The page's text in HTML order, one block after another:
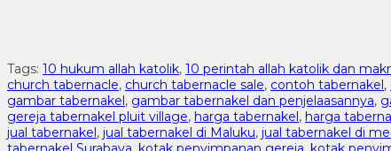
Tags: 10 hukum allah katolik, 10 perintah allah katolik dan
church tabernacle, church tabernacle sale, contoh tabernakel ,
gambar tabernakel , gambar tabernakel dan penjelaasannya,
gereja tabernakel pluit village, harga tabernakel , harga
jual tabernakel , jual tabernakel di Maluku, jual tabernakel di